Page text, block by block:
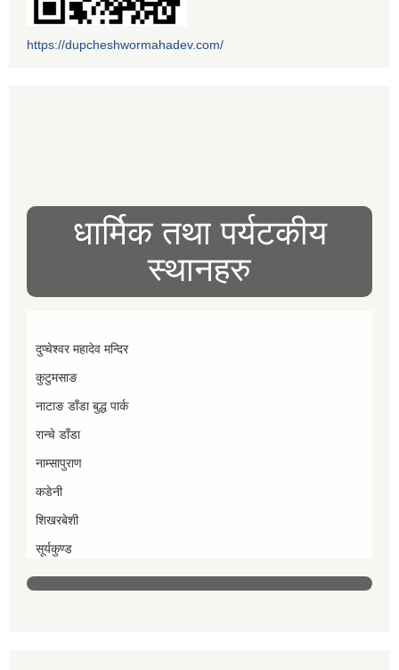
https://dupcheshwormahadev.com/
धार्मिक तथा पर्यटकीय
स्थानहरु
दुप्चेश्वर महादेव मन्दिर
कुटुमसाङ
नाटाङ डाँडा बुद्ध पार्क
रान्चे डाँडा
नाम्सापुराण
कडेनी
शिखरबेशी
सूर्यकुण्ड